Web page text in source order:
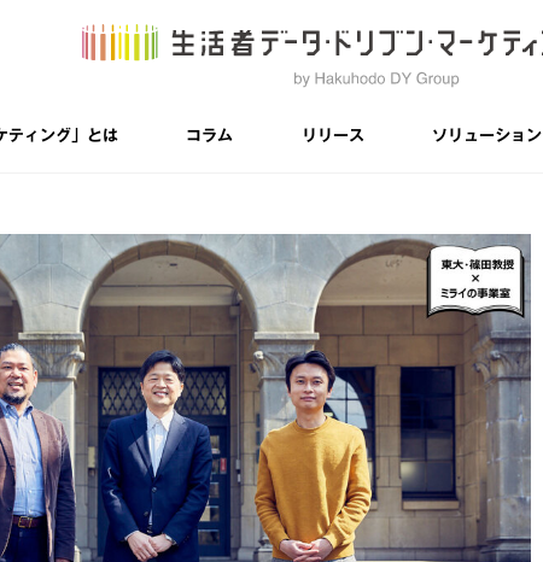
ティング」とは コラム リリース ソリューション